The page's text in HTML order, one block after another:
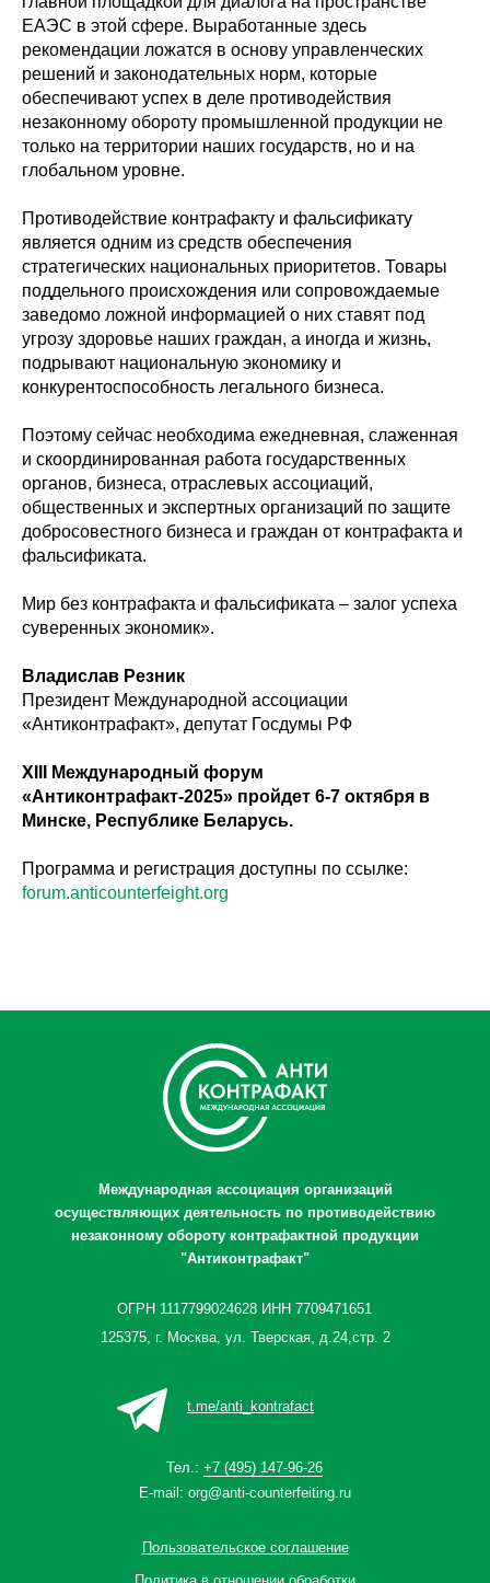
ЕАЭС в этой сфере. Выработанные здесь
рекомендации ложатся в основу управленческих
решений и законодательных норм, которые
обеспечивают успех в деле противодействия
незаконному обороту промышленной продукции не
только на территории наших государств, но и на
глобальном уровне.
Противодействие контрафакту и фальсификату
является одним из средств обеспечения
стратегических национальных приоритетов. Товары
поддельного происхождения или сопровождаемые
заведомо ложной информацией о них ставят под
угрозу здоровье наших граждан, а иногда и жизнь,
подрывают национальную экономику и
конкурентоспособность легального бизнеса.
Поэтому сейчас необходима ежедневная, слаженная
и скоординированная работа государственных
органов, бизнеса, отраслевых ассоциаций,
общественных и экспертных организаций по защите
добросовестного бизнеса и граждан от контрафакта и
фальсификата.
Мир без контрафакта и фальсификата – залог успеха
суверенных экономик».
Владислав Резник
Президент Международной ассоциации
«Антиконтрафакт», депутат Госдумы РФ
XIII Международный форум
«Антиконтрафакт-2025» пройдет 6-7 октября в
Минске, Республике Беларусь.
Программа и регистрация доступны по ссылке:
forum.anticounterfeight.org
Международная ассоциация организаций
осуществляющих деятельность по противодействию
незаконному обороту контрафактной продукции
"Антиконтрафакт"
125375, г. Москва, ул. Тверская, д.24,стр. 2
Тел.: +7 (495) 147-96-26
E-mail: org@anti-counterfeiting.ru
ОГРН 1117799024628 ИНН 7709471651
t.me/anti_kontrafact
Пользовательское соглашение